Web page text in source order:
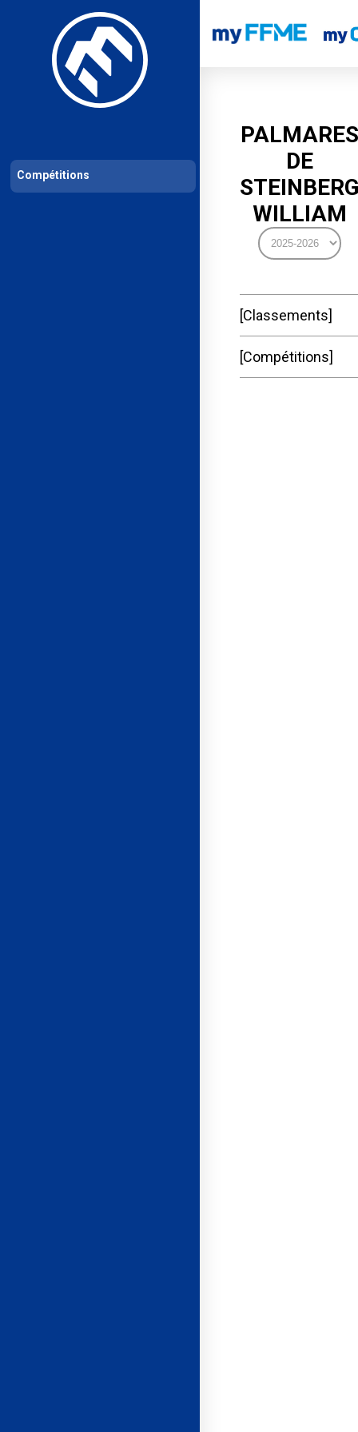
Les compétitions Calendrier de compétitions Classements
PALMARES
DE
WILLIAM
Classements
Compétitions
Compétitions